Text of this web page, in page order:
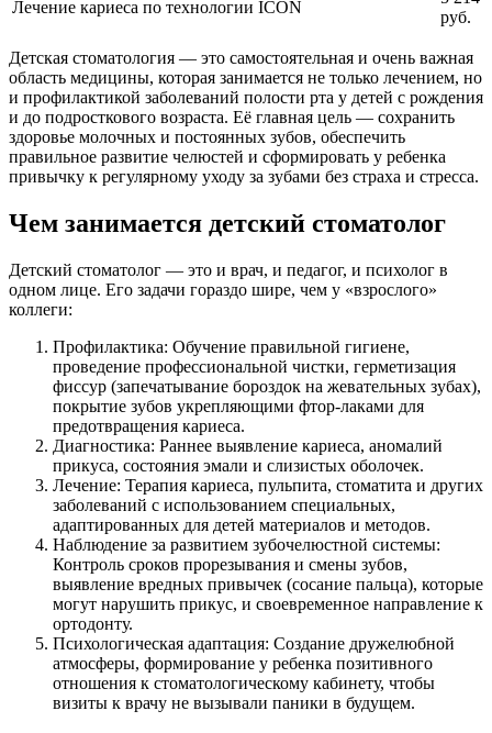
Лечение кариеса по технологии ICON
руб.
Детская стоматология — это самостоятельная и очень важная
область медицины, которая занимается не только лечением, но
и профилактикой заболеваний полости рта у детей с рождения
и до подросткового возраста. Её главная цель — сохранить
здоровье молочных и постоянных зубов, обеспечить
правильное развитие челюстей и сформировать у ребенка
привычку к регулярному уходу за зубами без страха и стресса.
Чем занимается детский стоматолог
Детский стоматолог — это и врач, и педагог, и психолог в
одном лице. Его задачи гораздо шире, чем у «взрослого»
коллеги:
Профилактика: Обучение правильной гигиене,
проведение профессиональной чистки, герметизация
фиссур (запечатывание бороздок на жевательных зубах),
покрытие зубов укрепляющими фтор-лаками для
предотвращения кариеса.
Диагностика: Раннее выявление кариеса, аномалий
прикуса, состояния эмали и слизистых оболочек.
Лечение: Терапия кариеса, пульпита, стоматита и других
заболеваний с использованием специальных,
адаптированных для детей материалов и методов.
Наблюдение за развитием зубочелюстной системы:
Контроль сроков прорезывания и смены зубов,
выявление вредных привычек (сосание пальца), которые
могут нарушить прикус, и своевременное направление к
ортодонту.
Психологическая адаптация: Создание дружелюбной
атмосферы, формирование у ребенка позитивного
отношения к стоматологическому кабинету, чтобы
визиты к врачу не вызывали паники в будущем.